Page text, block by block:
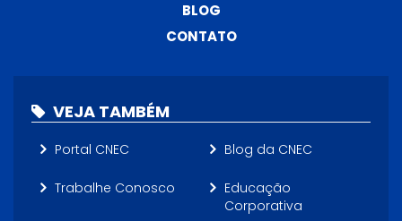
BLOG
CONTATO
VEJA TAMBÉM
Portal CNEC Blog da CNEC
Trabalhe Conosco
Educação
Corporativa